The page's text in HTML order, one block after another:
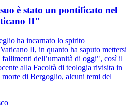
è stato un pontificato nel
II"
ha incarnato lo spirito
II, in quanto ha saputo mettersi
dell’umanità di oggi", così il
alla Facoltà di teologia rivisita in
di Bergoglio, alcuni temi del